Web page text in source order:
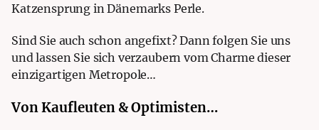
Katzensprung in Dänemarks Perle.
Sind Sie auch schon angefixt? Dann folgen Sie uns
und lassen Sie sich verzaubern vom Charme dieser
einzigartigen Metropole…
Von Kaufleuten & Optimisten…